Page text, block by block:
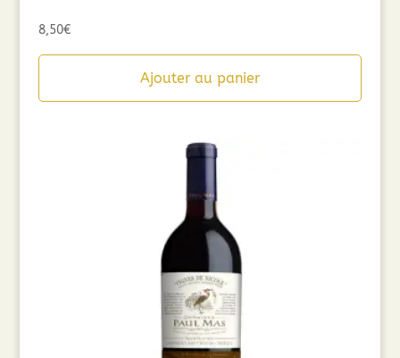
8,50€
Ajouter au panier